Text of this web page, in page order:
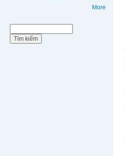
More